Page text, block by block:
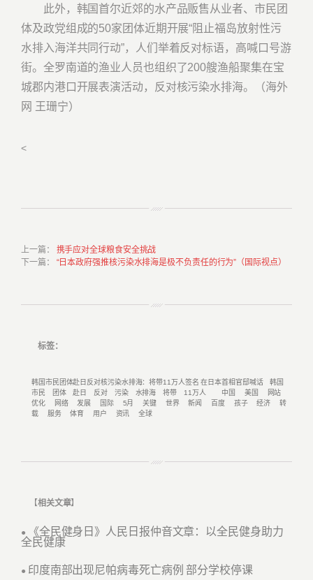
此外，韩国首尔近郊的水产品贩售从业者、市民团
体及政党组成的50家团体近期开展“阻止福岛放射性污
水排入海洋共同行动”，人们举着反对标语，高喊口号游
街。全罗南道的渔业人员也组织了200艘渔船聚集在宝
城郡内港口开展表演活动，反对核污染水排海。（海外
网 王珊宁）
<
上一篇 ： 携手应对全球粮食安全挑战
下一篇 ： “日本政府强推核污染水排海是极不负责任的行为”（国际视点）
标签：
韩国市民团体赴日反对核污染水排海：将带11万人签名 在日本首相官邸喊话
韩国
市民
团体 赴日 反对 污染 水排海 将带 11万人 中国 美国
网站
优化
网络 发展 国际 5月 关键 世界 新闻 百度 孩子 经济
转
载
服务 体育 用户 资讯 全球
【相关文章】
●
《全民健身日》人民日报仲音文章：以全民健身助力
全民健康
● 印度南部出现尼帕病毒死亡病例 部分学校停课